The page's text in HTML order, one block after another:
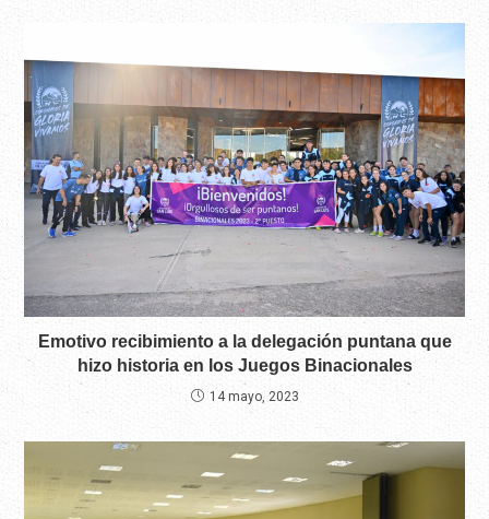
Emotivo recibimiento a la delegación puntana que
hizo historia en los Juegos Binacionales
14 mayo, 2023